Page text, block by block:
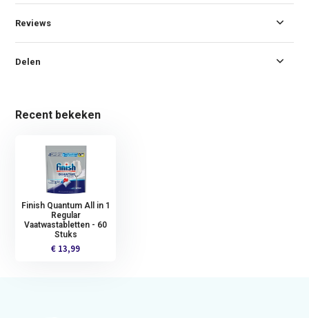
Reviews
Delen
Recent bekeken
Finish Quantum All in 1
Regular
Vaatwastabletten - 60
Stuks
€ 13,99